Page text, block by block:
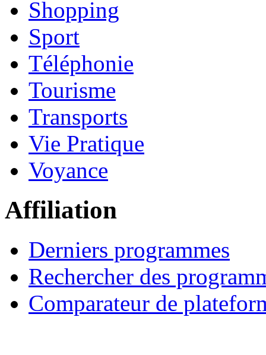
Shopping
Sport
Téléphonie
Tourisme
Transports
Vie Pratique
Voyance
Affiliation
Derniers programmes
Rechercher des
Comparateur de